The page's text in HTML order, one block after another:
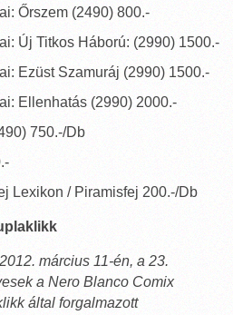
Őrszem (2490) 800.-
Új Titkos Háború: (2990) 1500.-
Ezüst Szamuráj (2990) 1500.-
Ellenhatás (2990) 2000.-
750.-/Db
Lexikon / Piramisfej 200.-/Db
március 11-én, a 23.
a Nero Blanco Comix
által forgalmazott